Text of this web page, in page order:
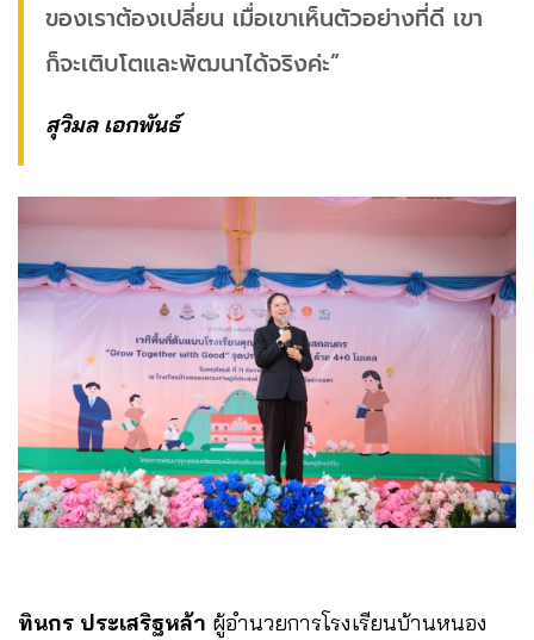
ของเราต้องเปลี่ยน เมื่อเขาเห็นตัวอย่างที่ดี เขา
ก็จะเติบโตและพัฒนาได้จริงค่ะ”
สุวิมล เอกพันธ์
ทินกร ประเสริฐหล้า ผู้อำนวยการโรงเรียนบ้านหนอง